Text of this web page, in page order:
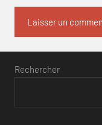
Rechercher